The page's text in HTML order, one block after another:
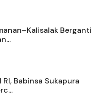
Berganti
Babinsa Sukapura